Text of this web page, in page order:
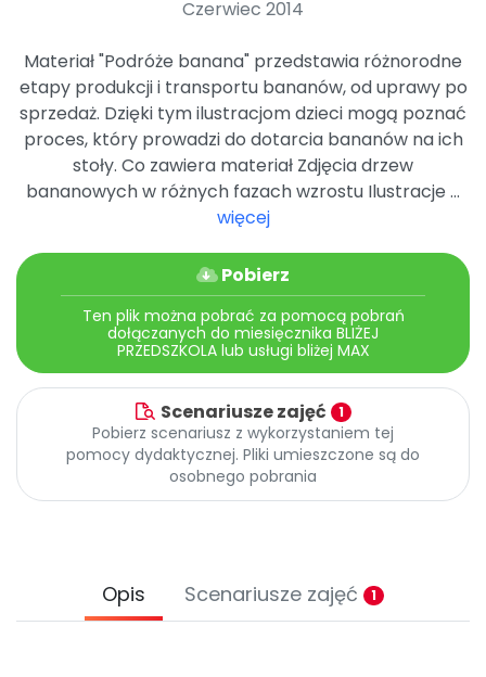
Czerwiec 2014
Materiał "Podróże banana" przedstawia różnorodne
etapy produkcji i transportu bananów, od uprawy po
sprzedaż. Dzięki tym ilustracjom dzieci mogą poznać
proces, który prowadzi do dotarcia bananów na ich
stoły. Co zawiera materiał Zdjęcia drzew
bananowych w różnych fazach wzrostu Ilustracje ...
więcej
Pobierz
Ten plik można pobrać za pomocą pobrań
dołączanych do miesięcznika BLIŻEJ
PRZEDSZKOLA lub usługi bliżej MAX
Scenariusze zajęć 1
Pobierz scenariusz z wykorzystaniem tej
pomocy dydaktycznej. Pliki umieszczone są do
osobnego pobrania
Opis Scenariusze zajęć 1